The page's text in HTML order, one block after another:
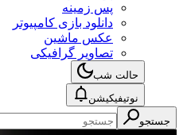
پس زمینه
دانلود بازی کامپیوتر
عکس ماشین
تصاویر گرافیکی
حالت شب
نوتیفیکیشن
جستجو